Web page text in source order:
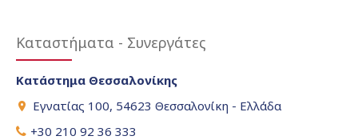
Καταστήματα - Συνεργάτες
Κατάστημα Θεσσαλονίκης
Εγνατίας 100, 54623 Θεσσαλονίκη - Ελλάδα
+30 210 92 36 333